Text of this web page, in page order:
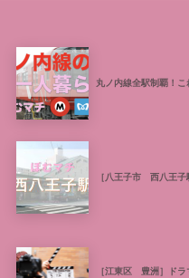
丸ノ内線全駅制覇！
［八王子市 西八王子
［江東区 豊洲］ドラ